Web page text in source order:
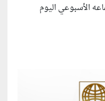
الأسبوعي اليوم